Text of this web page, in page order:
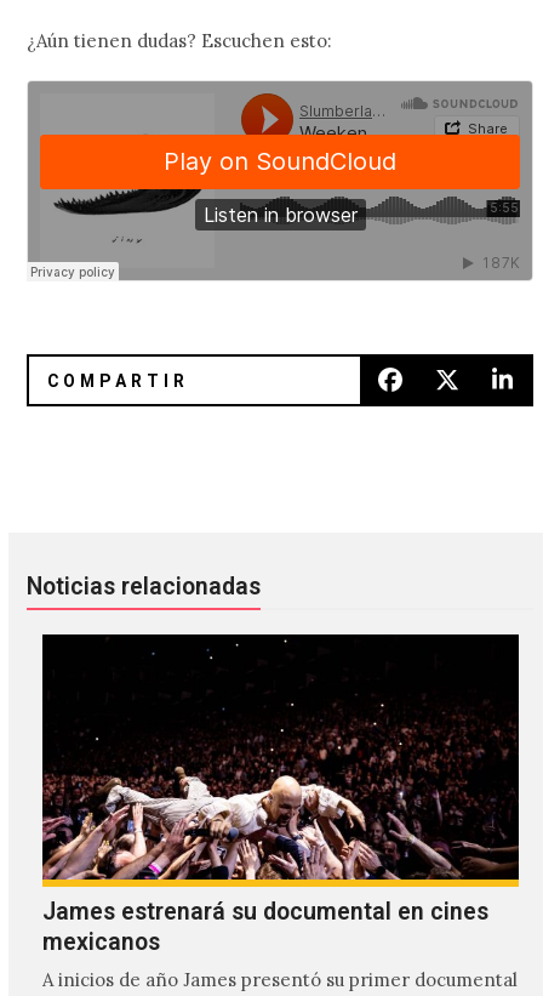
¿Aún tienen dudas? Escuchen esto:
Noticias relacionadas
James estrenará su documental en cines
mexicanos
A inicios de año James presentó su primer documental